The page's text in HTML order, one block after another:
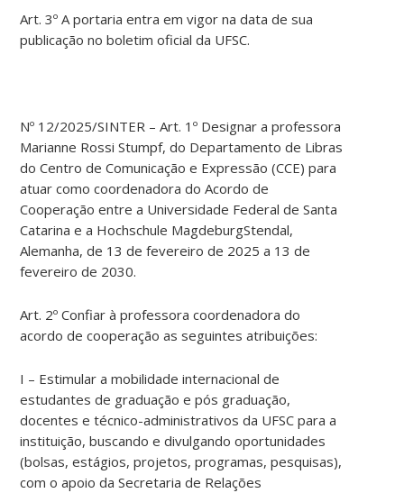
Art. 3º A portaria entra em vigor na data de sua
publicação no boletim oficial da UFSC.
Nº 12/2025/SINTER – Art. 1º Designar a professora
Marianne Rossi Stumpf, do Departamento de Libras
do Centro de Comunicação e Expressão (CCE) para
atuar como coordenadora do Acordo de
Cooperação entre a Universidade Federal de Santa
Catarina e a Hochschule MagdeburgStendal,
Alemanha, de 13 de fevereiro de 2025 a 13 de
fevereiro de 2030.
Art. 2º Confiar à professora coordenadora do
acordo de cooperação as seguintes atribuições:
I – Estimular a mobilidade internacional de
estudantes de graduação e pós graduação,
docentes e técnico-administrativos da UFSC para a
instituição, buscando e divulgando oportunidades
(bolsas, estágios, projetos, programas, pesquisas),
com o apoio da Secretaria de Relações